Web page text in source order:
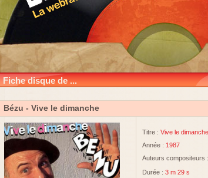
Fiche disque de ...
Bézu - Vive le dimanche
Titre : Vive le dimanche
Année : 1987
Auteurs compositeurs :
Durée : 3 m 29 s